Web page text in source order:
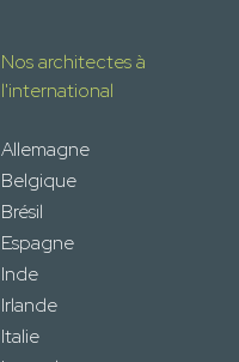
Nos architectes à
l'international
Allemagne
Belgique
Brésil
Espagne
Inde
Irlande
Italie